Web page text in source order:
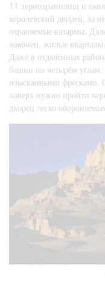
11 зернохранилищ и
королевский дворец, за
охраняемые казармы.
наконец, жилые
Даже в отдалённых
башни по четырём
изысканными фресками.
наверх нужно пройти
дворец легко